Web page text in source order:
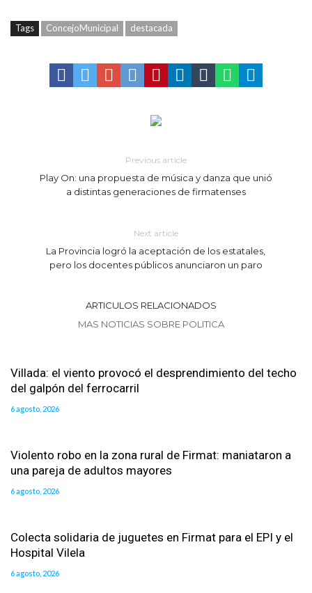
Tags ConcejoMunicipal destacada
Previous article
Play On: una propuesta de música y danza que unió
a distintas generaciones de firmatenses
Next article
La Provincia logró la aceptación de los estatales,
pero los docentes públicos anunciaron un paro
ARTICULOS RELACIONADOS
MAS NOTICIAS SOBRE POLITICA
Villada: el viento provocó el desprendimiento del techo
del galpón del ferrocarril
6 agosto, 2026
Violento robo en la zona rural de Firmat: maniataron a
una pareja de adultos mayores
6 agosto, 2026
Colecta solidaria de juguetes en Firmat para el EPI y el
Hospital Vilela
6 agosto, 2026